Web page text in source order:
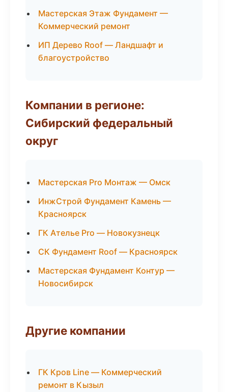
Мастерская Этаж Фундамент —
Коммерческий ремонт
ИП Дерево Roof — Ландшафт и
благоустройство
Компании в регионе:
Сибирский федеральный
округ
Мастерская Pro Монтаж — Омск
ИнжСтрой Фундамент Камень —
Красноярск
ГК Ателье Pro — Новокузнецк
СК Фундамент Roof — Красноярск
Мастерская Фундамент Контур —
Новосибирск
Другие компании
ГК Кров Line — Коммерческий
ремонт в Кызыл